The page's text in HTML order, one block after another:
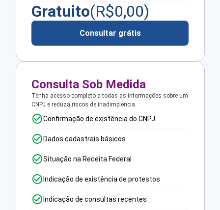
Gratuito(R$0,00)
Consultar grátis
Consulta Sob Medida
Tenha acesso completo a todas as informações sobre um
CNPJ e reduza riscos de inadimplência.
Confirmação de existência do CNPJ
Dados cadastrais básicos
Situação na Receita Federal
Indicação de existência de protestos
Indicação de consultas recentes